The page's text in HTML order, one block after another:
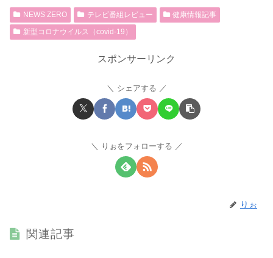
NEWS ZERO テレビ番組レビュー
健康情報記事
新型コロナウイルス（covid-19）
スポンサーリンク
シェアする
りぉをフォローする
りぉ
関連記事